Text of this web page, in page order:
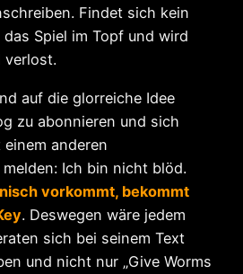
Findet sich kein
Spiel im Topf und wird
verlost.
auf die glorreiche Idee
zu abonnieren und sich
anderen
Ich bin nicht blöd.
vorkommt, bekommt
. Deswegen wäre jedem
sich bei seinem Text
und nicht nur „Give Worms